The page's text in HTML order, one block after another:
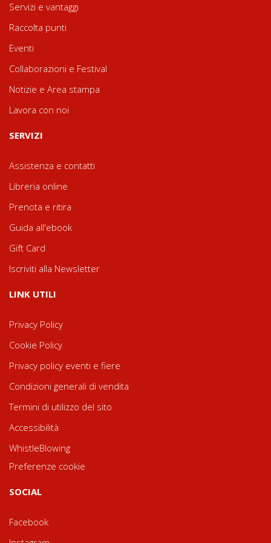
Servizi e vantaggi
Raccolta punti
Eventi
Collaborazioni e Festival
Notizie e Area stampa
Lavora con noi
SERVIZI
Assistenza e contatti
Libreria online
Prenota e ritira
Guida all'ebook
Gift Card
Iscriviti alla Newsletter
LINK UTILI
Privacy Policy
Cookie Policy
Privacy policy eventi e fiere
Condizioni generali di vendita
Termini di utilizzo del sito
Accessibilità
WhistleBlowing
Preferenze cookie
SOCIAL
Facebook